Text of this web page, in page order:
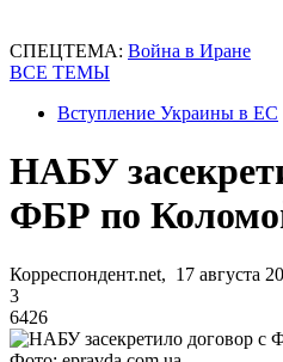
СПЕЦТЕМА: Война в Иране
ВСЕ ТЕМЫ
Вступление Украины в ЕС
НАБУ
ФБР по
Корреспондент.net, 17 августа
3
6426